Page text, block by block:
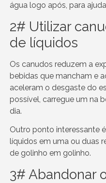
água logo após, para
2# Utilizar
de líquidos
Os canudos reduzem a
bebidas que mancham e
aceleram o desgaste do
possível, carregue um na
dia.
Outro ponto interessante
líquidos em uma ou duas
de golinho em golinho.
3# Abandonar